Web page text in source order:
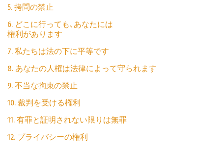
5. 拷問の禁止
6. どこに行っても､あなたには
権利があります
7. 私たちは法の下に平等です
8. あなたの人権は法律によって守られます
9. 不当な拘束の禁止
10. 裁判を受ける権利
11. 有罪と証明されない限りは無罪
12. プライバシーの権利